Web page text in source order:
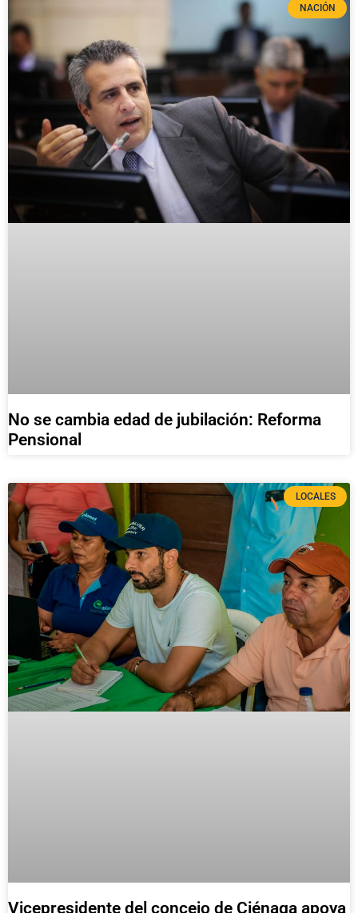
NACIÓN
No se cambia edad de jubilación: Reforma
Pensional
LOCALES
Vicepresidente del concejo de Ciénaga apoya